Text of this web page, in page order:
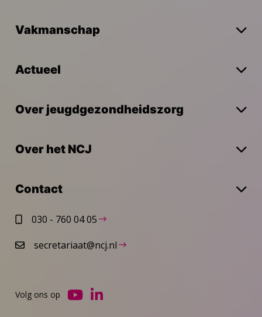
Vakmanschap
Actueel
Over jeugdgezondheidszorg
Over het NCJ
Contact
030 - 760 04 05
secretariaat@ncj.nl
Volg ons op
Ga
Ga